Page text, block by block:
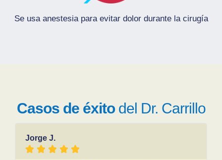
Se usa anestesia para evitar dolor durante la cirugía
Casos de éxitodel Dr. Carrillo
Jorge J.
    